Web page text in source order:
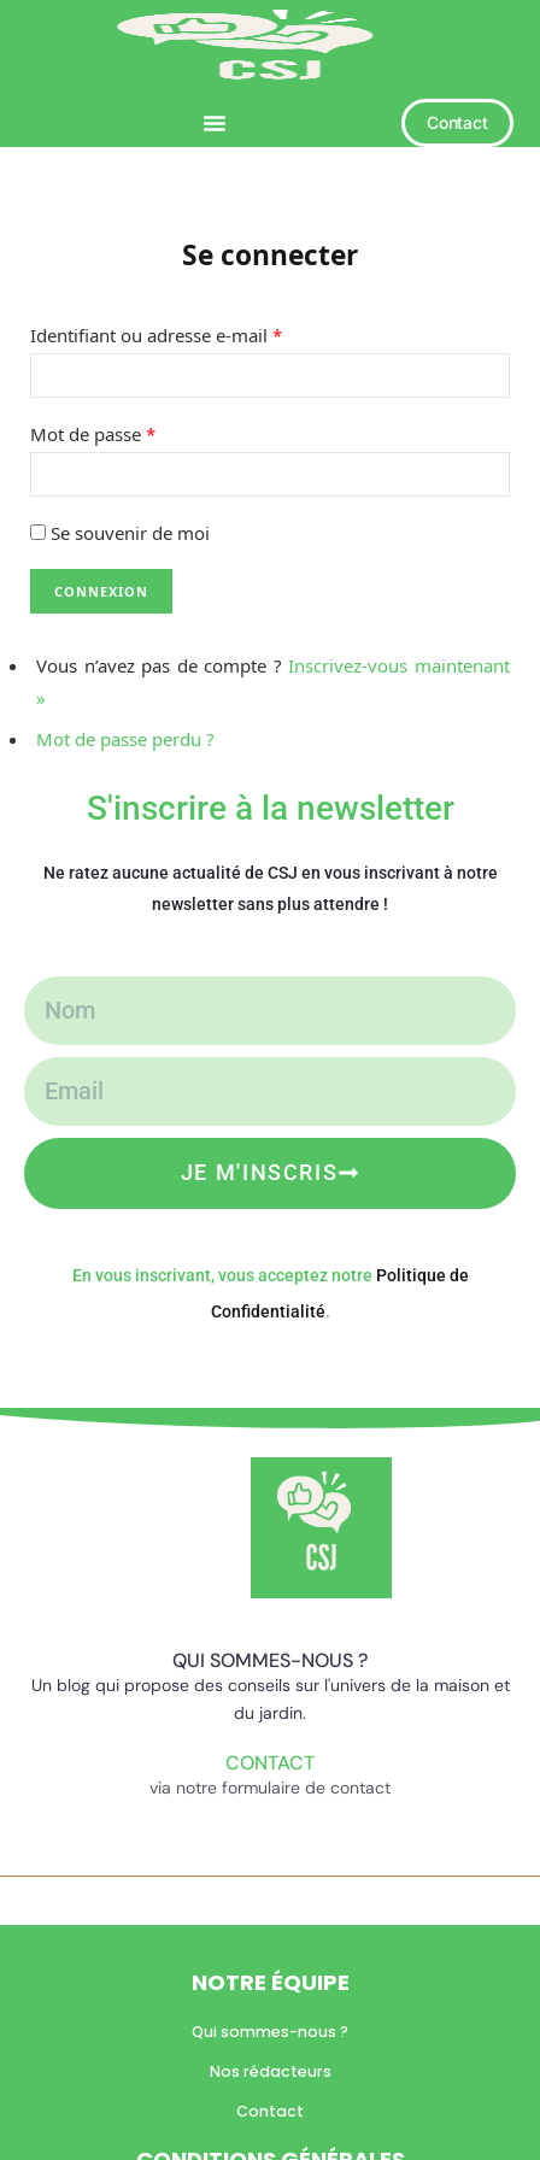
Contact
Se connecter
Identifiant ou adresse e-mail *
Mot de passe *
Se souvenir de moi
Vous n’avez pas de compte ?Inscrivez-vous maintenant
»
Mot de passe perdu ?
S'inscrire à la newsletter
Ne ratez aucune actualité de CSJ en vous inscrivant à notre
newsletter sans plus attendre !
JE M'INSCRIS
En vous inscrivant, vous acceptez notre Politique de
Confidentialité.
QUI SOMMES-NOUS ?
Un blog qui propose des conseils sur l'univers de la maison et
du jardin.
CONTACT
via notre formulaire de contact
NOTRE ÉQUIPE
Qui sommes-nous ?
Nos rédacteurs
Contact